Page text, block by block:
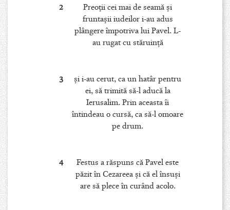
2
Preoţii cei mai de seamă şi
fruntaşii iudeilor i-au adus
plângere împotriva lui Pavel. L-
au rugat cu stăruinţă
3
şi i-au cerut, ca un hatâr pentru
ei, să trimită să-l aducă la
Ierusalim. Prin aceasta îi
întindeau o cursă, ca să-l omoare
pe drum.
4
Festus a răspuns că Pavel este
păzit în Cezareea şi că el însuşi
are să plece în curând acolo.